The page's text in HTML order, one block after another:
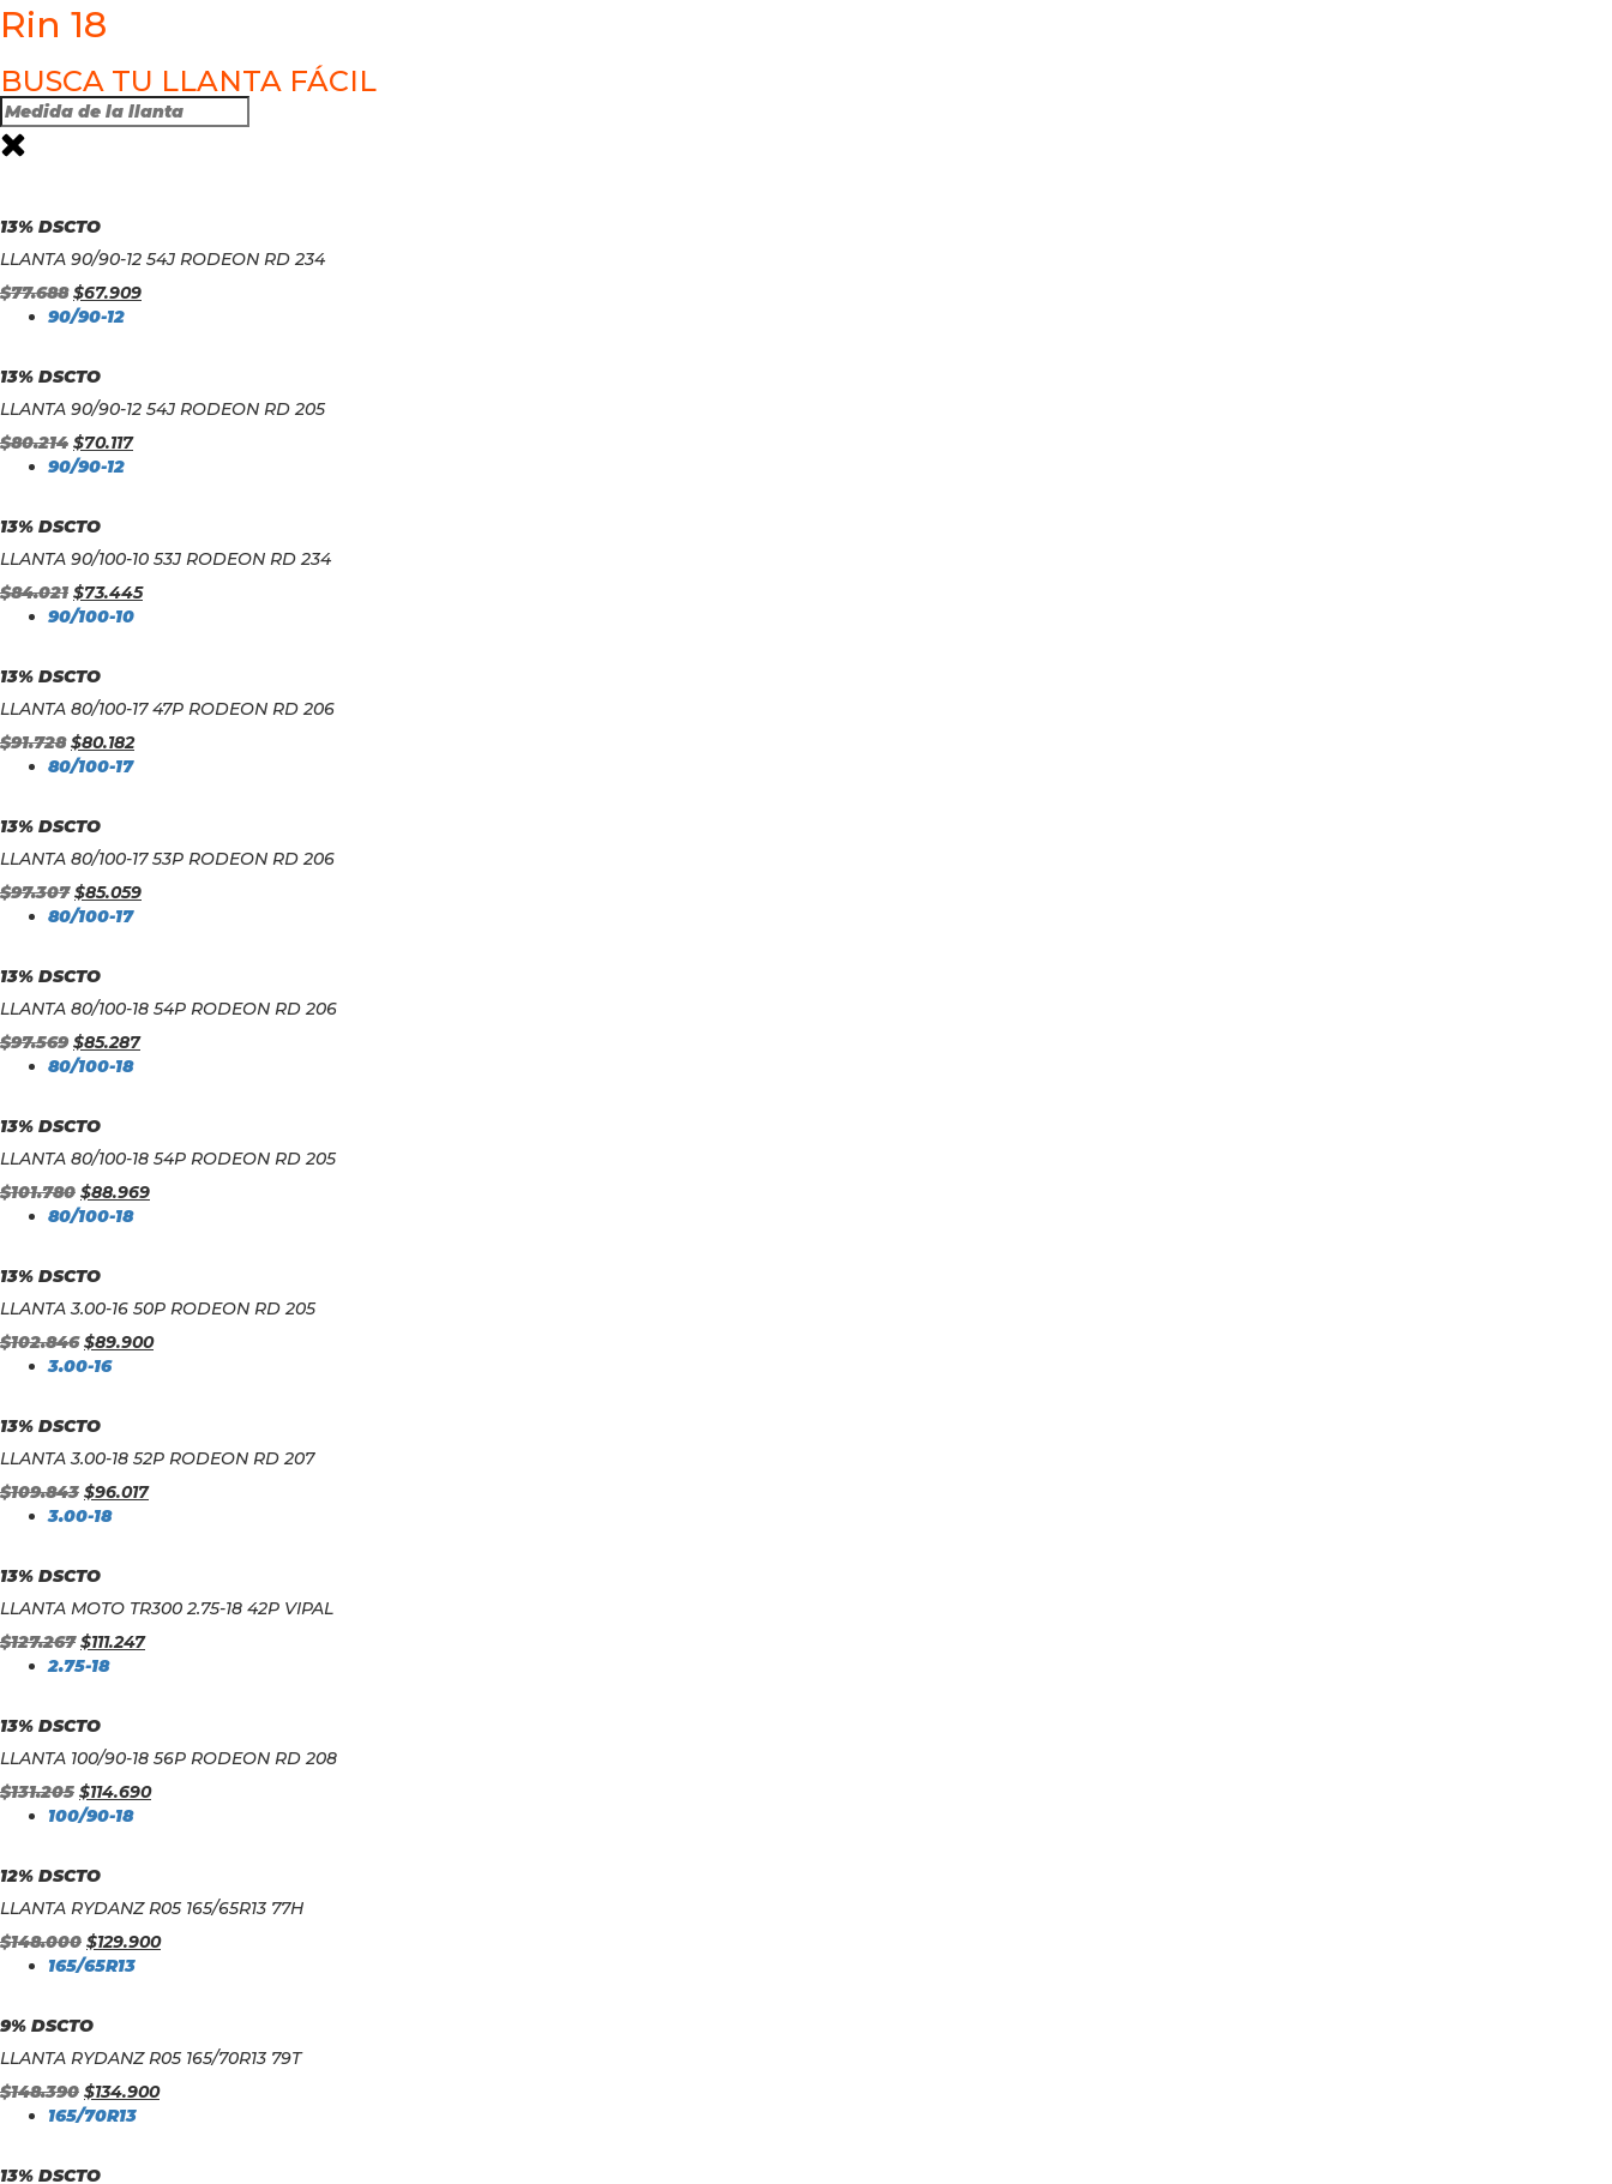
Rin 18
BUSCA TU LLANTA FÁCIL
13% DSCTO
LLANTA 90/90-12 54J RODEON RD 234
$77.688 $67.909
90/90-12
13% DSCTO
LLANTA 90/90-12 54J RODEON RD 205
$80.214 $70.117
90/90-12
13% DSCTO
LLANTA 90/100-10 53J RODEON RD 234
$84.021 $73.445
90/100-10
13% DSCTO
LLANTA 80/100-17 47P RODEON RD 206
$91.728 $80.182
80/100-17
13% DSCTO
LLANTA 80/100-17 53P RODEON RD 206
$97.307 $85.059
80/100-17
13% DSCTO
LLANTA 80/100-18 54P RODEON RD 206
$97.569 $85.287
80/100-18
13% DSCTO
LLANTA 80/100-18 54P RODEON RD 205
$101.780 $88.969
80/100-18
13% DSCTO
LLANTA 3.00-16 50P RODEON RD 205
$102.846 $89.900
3.00-16
13% DSCTO
LLANTA 3.00-18 52P RODEON RD 207
$109.843 $96.017
3.00-18
13% DSCTO
LLANTA MOTO TR300 2.75-18 42P VIPAL
$127.267 $111.247
2.75-18
13% DSCTO
LLANTA 100/90-18 56P RODEON RD 208
$131.205 $114.690
100/90-18
12% DSCTO
LLANTA RYDANZ R05 165/65R13 77H
$148.000 $129.900
165/65R13
9% DSCTO
LLANTA RYDANZ R05 165/70R13 79T
$148.390 $134.900
165/70R13
13% DSCTO